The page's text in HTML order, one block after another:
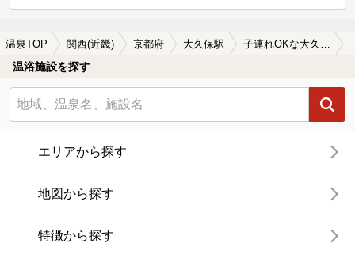
温泉TOP 関西(近畿) 京都府 大久保駅 子連れOKな大久保駅近くの温泉、日帰り温泉、スーパー銭湯おすすめ
温浴施設を探す
エリアから探す
地図から探す
特徴から探す